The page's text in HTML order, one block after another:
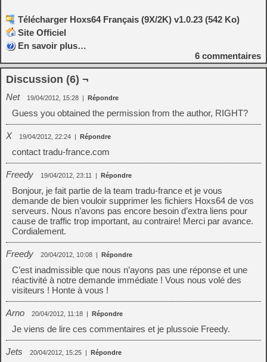
Télécharger Hoxs64 Français (9X/2K) v1.0.23 (542 Ko)
Site Officiel
En savoir plus…
6 commentaires
Discussion (6) ¬
Net 19/04/2012, 15:28 | Répondre
Guess you obtained the permission from the author, RIGHT?
X 19/04/2012, 22:24 | Répondre
contact tradu-france.com
Freedy 19/04/2012, 23:11 | Répondre
Bonjour, je fait partie de la team tradu-france et je vous
demande de bien vouloir supprimer les fichiers Hoxs64 de vos
serveurs. Nous n’avons pas encore besoin d’extra liens pour
cause de traffic trop important, au contraire! Merci par avance.
Cordialement.
Freedy 20/04/2012, 10:08 | Répondre
C’est inadmissible que nous n’ayons pas une réponse et une
réactivité à notre demande immédiate ! Vous nous volé des
visiteurs ! Honte à vous !
Arno 20/04/2012, 11:18 | Répondre
Je viens de lire ces commentaires et je plussoie Freedy.
Jets 20/04/2012, 15:25 | Répondre